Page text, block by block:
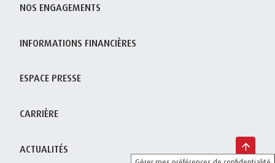
NOS ENGAGEMENTS
INFORMATIONS FINANCIÈRES
ESPACE PRESSE
CARRIÈRE
ACTUALITÉS